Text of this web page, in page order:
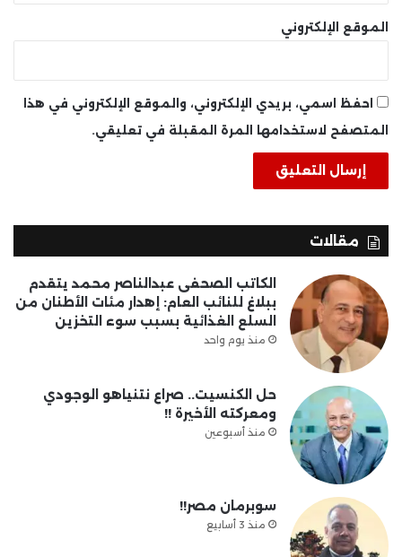
الموقع الإلكتروني
احفظ اسمي، بريدي الإلكتروني، والموقع الإلكتروني في هذا
المتصفح لاستخدامها المرة المقبلة في تعليقي.
مقالات
الكاتب الصحفى عبدالناصر محمد يتقدم
ببلاغ للنائب العام: إهدار مئات الأطنان من
السلع الغذائية بسبب سوء التخزين
منذ يوم واحد
حل الكنسيت.. صراع نتنياهو الوجودي
ومعركته الأخيرة !!
منذ أسبوعين
سوبرمان مصر!!
منذ 3 أسابيع